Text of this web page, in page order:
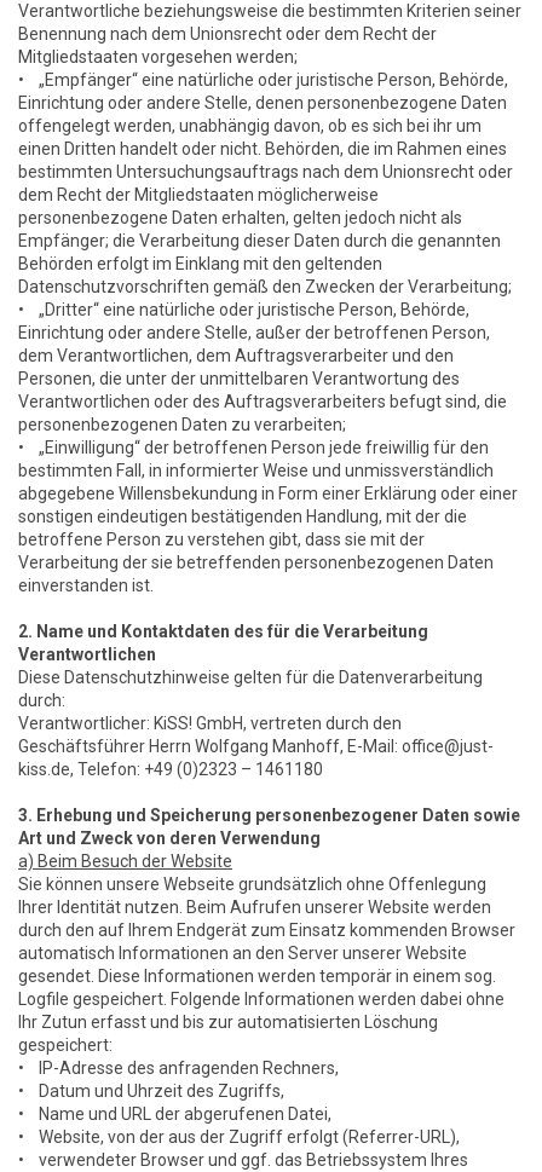
Verantwortliche beziehungsweise die bestimmten Kriterien seiner
Benennung nach dem Unionsrecht oder dem Recht der
Mitgliedstaaten vorgesehen werden;
• „Empfänger“ eine natürliche oder juristische Person, Behörde,
Einrichtung oder andere Stelle, denen personenbezogene Daten
offengelegt werden, unabhängig davon, ob es sich bei ihr um
einen Dritten handelt oder nicht. Behörden, die im Rahmen eines
bestimmten Untersuchungsauftrags nach dem Unionsrecht oder
dem Recht der Mitgliedstaaten möglicherweise
personenbezogene Daten erhalten, gelten jedoch nicht als
Empfänger; die Verarbeitung dieser Daten durch die genannten
Behörden erfolgt im Einklang mit den geltenden
Datenschutzvorschriften gemäß den Zwecken der Verarbeitung;
• „Dritter“ eine natürliche oder juristische Person, Behörde,
Einrichtung oder andere Stelle, außer der betroffenen Person,
dem Verantwortlichen, dem Auftragsverarbeiter und den
Personen, die unter der unmittelbaren Verantwortung des
Verantwortlichen oder des Auftragsverarbeiters befugt sind, die
personenbezogenen Daten zu verarbeiten;
• „Einwilligung“ der betroffenen Person jede freiwillig für den
bestimmten Fall, in informierter Weise und unmissverständlich
abgegebene Willensbekundung in Form einer Erklärung oder einer
sonstigen eindeutigen bestätigenden Handlung, mit der die
betroffene Person zu verstehen gibt, dass sie mit der
Verarbeitung der sie betreffenden personenbezogenen Daten
einverstanden ist.
2. Name und Kontaktdaten des für die Verarbeitung
Verantwortlichen
Diese Datenschutzhinweise gelten für die Datenverarbeitung
durch:
Verantwortlicher: KiSS! GmbH, vertreten durch den
Geschäftsführer Herrn Wolfgang Manhoff, E-Mail: office@just-
kiss.de, Telefon: +49 (0)2323 – 1461180
3. Erhebung und Speicherung personenbezogener Daten sowie
Art und Zweck von deren Verwendung
a) Beim Besuch der Website
Sie können unsere Webseite grundsätzlich ohne Offenlegung
Ihrer Identität nutzen. Beim Aufrufen unserer Website werden
durch den auf Ihrem Endgerät zum Einsatz kommenden Browser
automatisch Informationen an den Server unserer Website
gesendet. Diese Informationen werden temporär in einem sog.
Logfile gespeichert. Folgende Informationen werden dabei ohne
Ihr Zutun erfasst und bis zur automatisierten Löschung
gespeichert:
• IP-Adresse des anfragenden Rechners,
• Datum und Uhrzeit des Zugriffs,
• Name und URL der abgerufenen Datei,
• Website, von der aus der Zugriff erfolgt (Referrer-URL),
• verwendeter Browser und ggf. das Betriebssystem Ihres